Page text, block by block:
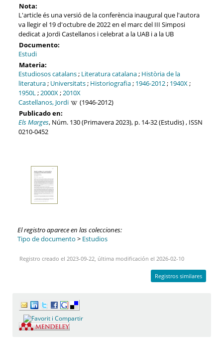
Nota:
L'article és una versió de la conferència inaugural que l'autora
va llegir el 19 d'octubre de 2022 en el marc del III Simposi
dedicat a Jordi Castellanos i celebrat a la UAB i a la UB
Documento:
Estudi
Materia:
Estudiosos catalans; Literatura catalana; Història de la
literatura; Universitats; Historiografia; 1946-2012; 1940X;
1950L;2000X;2010X
Castellanos, Jordi
(1946-2012)
Publicado en:
Els Marges, Núm. 130 (Primavera 2023), p. 14-32 (Estudis) , ISSN
0210-0452
El registro aparece en las colecciones:
Tipo de documento > Estudios
Registro creado el 2023-09-22, última modificación el 2026-02-10
Registros similares